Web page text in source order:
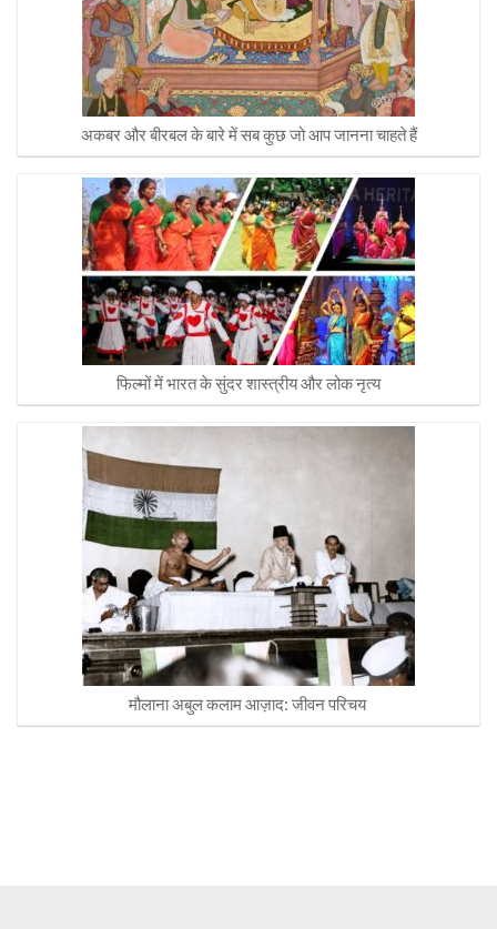
अकबर और बीरबल के बारे में सब कुछ जो आप जानना चाहते हैं
फिल्मों में भारत के सुंदर शास्त्रीय और लोक नृत्य
मौलाना अबुल कलाम आज़ाद: जीवन परिचय